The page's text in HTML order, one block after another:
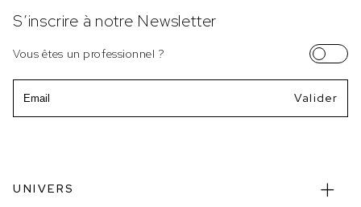
S’inscrire à notre Newsletter
Vous êtes un professionnel ?
UNIVERS